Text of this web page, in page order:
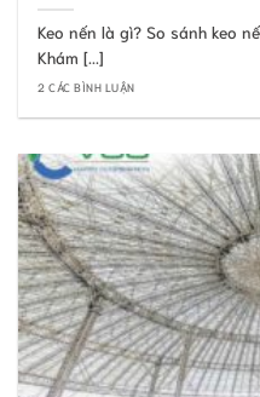
Keo nến là gì? So sánh keo
Khám [...]
2 CÁC BÌNH LUẬN